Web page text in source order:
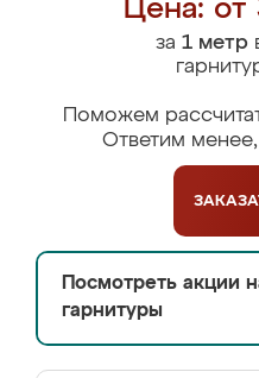
Цена:
за 1 метр
Поможем
Ответим
Посмотреть акции
гарнитуры